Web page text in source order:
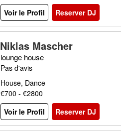
Voir le Profil
Reserver DJ
Niklas Mascher
lounge house
Pas d'avis
House, Dance
€700 - €2800
Voir le Profil
Reserver DJ